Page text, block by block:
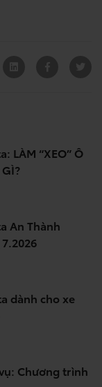
LÀM “XEO” Ô
An Thành
dành cho xe
Chương trình